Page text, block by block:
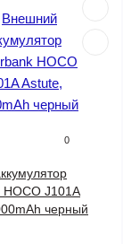
0
HOCO J101A
черный